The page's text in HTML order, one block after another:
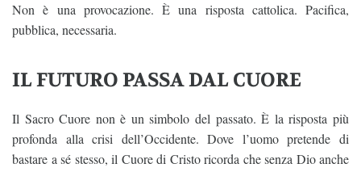
Non è una provocazione. È una risposta cattolica. Pacifica,
pubblica, necessaria.
IL FUTURO PASSA DAL CUORE
Il Sacro Cuore non è un simbolo del passato. È la risposta più
profonda alla crisi dell’Occidente. Dove l’uomo pretende di
bastare a sé stesso, il Cuore di Cristo ricorda che senza Dio anche